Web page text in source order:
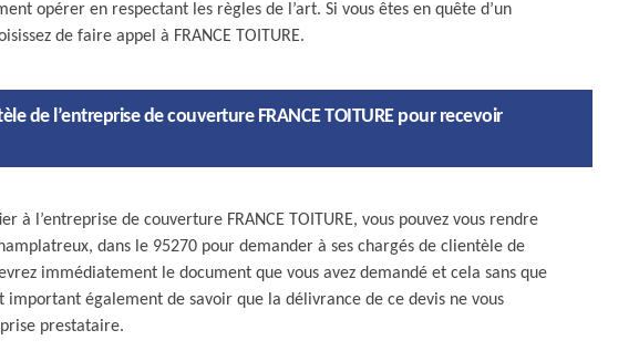
opérer en respectant les règles de l’art. Si vous êtes en quête d’un
de faire appel à FRANCE TOITURE.
de l’entreprise de couverture FRANCE TOITURE pour recevoir
à l’entreprise de couverture FRANCE TOITURE, vous pouvez vous rendre
dans le 95270 pour demander à ses chargés de clientèle de
immédiatement le document que vous avez demandé et cela sans que
important également de savoir que la délivrance de ce devis ne vous
prestataire.